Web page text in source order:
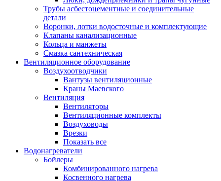
Трубы асбестоцементные и соединительные
детали
Воронки, лотки водосточные и комплектующие
Клапаны канализационные
Кольца и манжеты
Смазка сантехническая
Вентиляционное оборудование
Воздухоотводчики
Вантузы вентиляционные
Краны Маевского
Вентиляция
Вентиляторы
Вентиляционные комплекты
Воздуховоды
Врезки
Показать все
Водонагреватели
Бойлеры
Комбинированного нагрева
Косвенного нагрева